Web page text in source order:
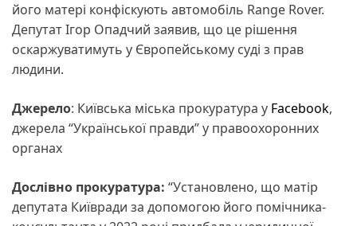
його матері конфіскують автомобіль Range Rover.
Депутат Ігор Опадчий заявив, що це рішення
оскаржуватимуть у Європейському суді з прав
людини.
Джерело: Київська міська прокуратура у Facebook,
джерела “Української правди” у правоохоронних
органах
Дослівно прокуратура: “Установлено, що матір
депутата Київради за допомогою його помічника-